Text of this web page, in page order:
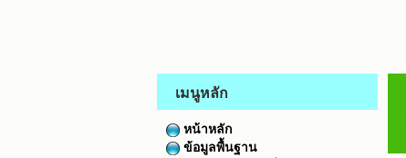
เมนูหลัก
หน้าหลัก
ข้อมูลพื้นฐาน